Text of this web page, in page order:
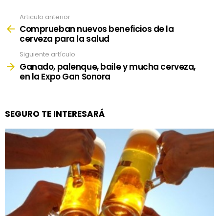
more
Articulo anterior
Comprueban nuevos beneficios de la
cerveza para la salud
Siguiente artículo
Ganado, palenque, baile y mucha cerveza,
en la Expo Gan Sonora
SEGURO TE INTERESARÁ